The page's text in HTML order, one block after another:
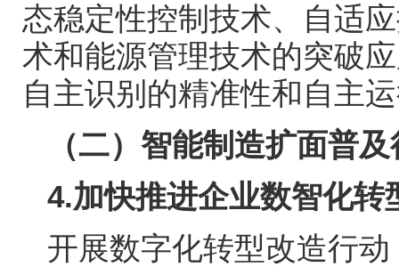
态稳定性控制技术、自适
术和能源管理技术的突破
自主识别的精准性和自主
（二）智能制造扩面普
4.加快推进企业数智化转
开展数字化转型改造行